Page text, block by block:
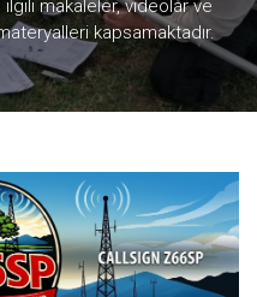
makaleler, videolar ve
kapsamaktadır.